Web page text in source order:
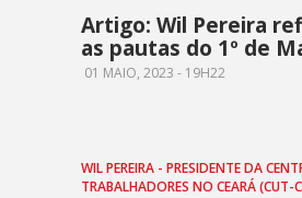
Artigo: Wil Pereira
as pautas do 1º de
01 MAIO, 2023 - 19H22
WIL PEREIRA - PRESIDENTE DA
TRABALHADORES NO CEARÁ (CUT-